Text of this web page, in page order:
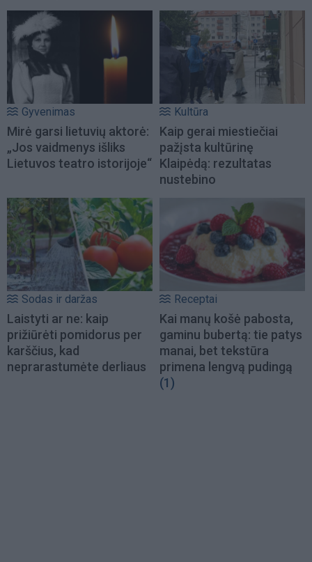
Gyvenimas
Mirė garsi lietuvių aktorė:
„Jos vaidmenys išliks
Lietuvos teatro istorijoje“
Kultūra
Kaip gerai miestiečiai
pažįsta kultūrinę
Klaipėdą: rezultatas
nustebino
Sodas ir daržas
Laistyti ar ne: kaip
prižiūrėti pomidorus per
karščius, kad
neprarastumėte derliaus
Receptai
Kai manų košė pabosta,
gaminu bubertą: tie patys
manai, bet tekstūra
primena lengvą pudingą
(1)